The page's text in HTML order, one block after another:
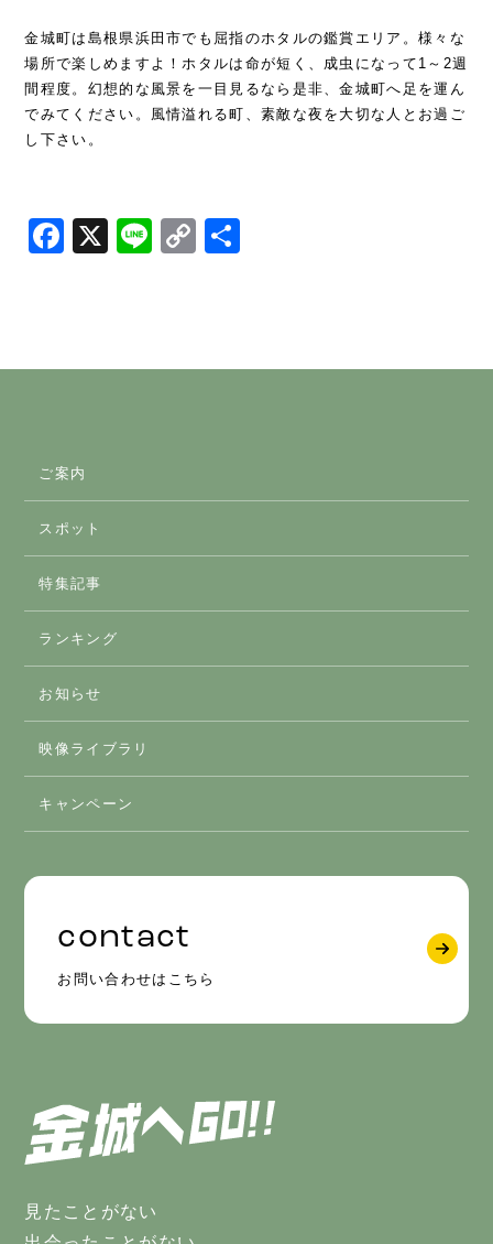
金城町は島根県浜田市でも屈指のホタルの鑑賞エリア。様々な
場所で楽しめますよ！ホタルは命が短く、成虫になって1～2週
間程度。幻想的な風景を一目見るなら是非、金城町へ足を運ん
でみてください。風情溢れる町、素敵な夜を大切な人とお過ご
し下さい。
Facebook
X LineCopy
ご案内
スマートICのご案内
スポット
おすすめスポット
アクティビティ
体験
グルメ
特集記事
ランキング
お知らせ
映像ライブラリ
キャンペーン
contact
お問い合わせはこちら
見たことがない